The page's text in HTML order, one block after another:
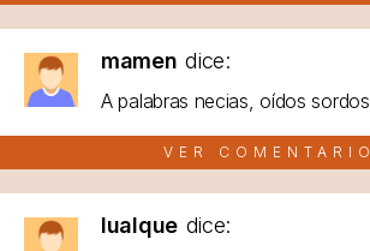
mamen dice:
A palabras necias, oídos sordos
VER COMENTARIO
lualque dice: